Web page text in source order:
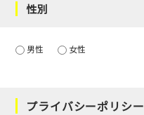
性別
男性 女性
プライバシーポリシー